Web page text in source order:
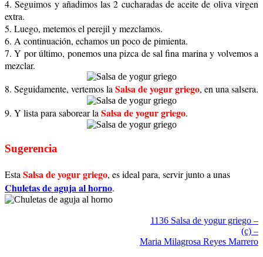
4. Seguimos y añadimos las 2 cucharadas de aceite de oliva virgen
extra.
5. Luego, metemos el perejil y mezclamos.
6. A continuación, echamos un poco de pimienta.
7. Y por último, ponemos una pizca de sal fina marina y volvemos a
mezclar.
8. Seguidamente, vertemos la Salsa de yogur griego, en una salsera.
9. Y lista para saborear la Salsa de yogur griego.
Sugerencia
EstaSalsa de yogur griego, es ideal para, servir junto a unas
Chuletas de aguja al horno.
1136 Salsa de yogur griego –
(c) –
Maria Milagrosa Reyes Marrero